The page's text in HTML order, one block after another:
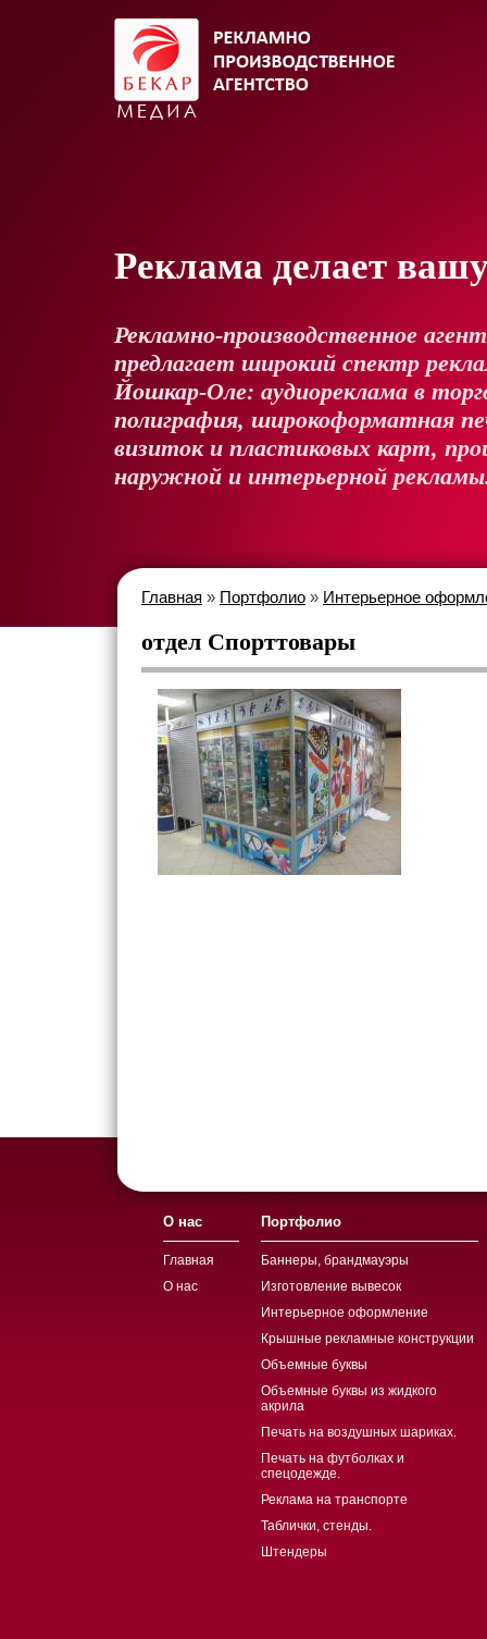
Реклама делает
Рекламно-производственное
предлагает широкий спектр
Йошкар-Оле: аудиореклама в
полиграфия, широкоформатная
визиток и пластиковых карт,
наружной и интерьерной
Главная » Портфолио » Интерьерное
отдел Спорттовары
О нас
Главная
О нас
Портфолио
Баннеры, брандмауэры
Изготовление вывесок
Интерьерное оформление
Крышные рекламные конструкции
Объемные буквы
Объемные буквы из жидкого
акрила
Печать на воздушных шариках.
Печать на футболках и
спецодежде.
Реклама на транспорте
Таблички, стенды.
Штендеры